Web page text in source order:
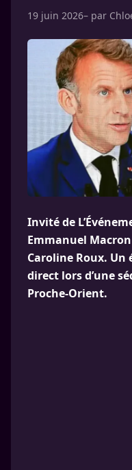
19 juin 2026– par
Invité de
Emmanuel
Caroline Roux. Un
direct lors d’une
Proche-Orient.